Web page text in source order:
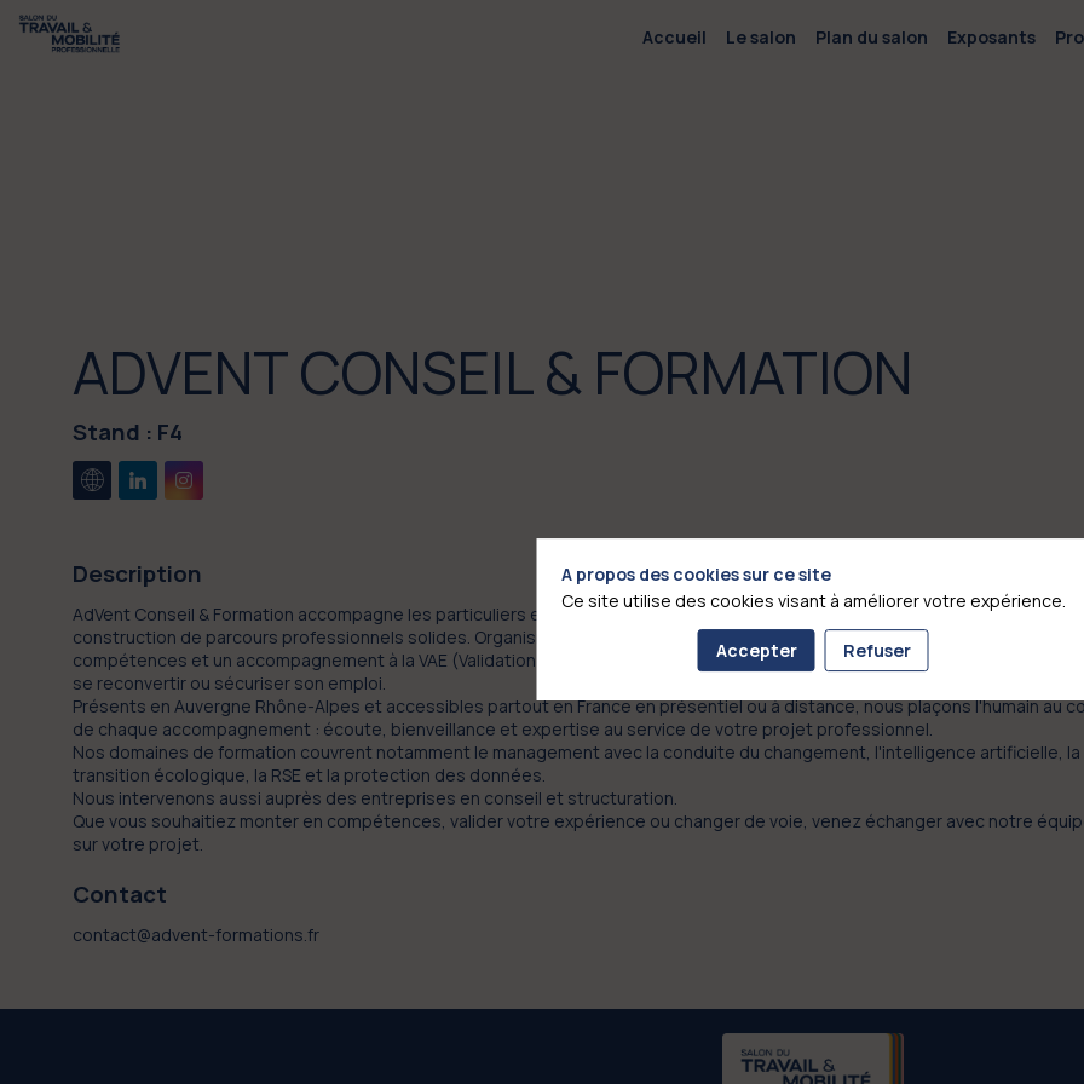
Accueil Le salon Plan du salon Exposants
ADVENT CONSEIL & FORMATION
Stand : F4
Description
AdVent Conseil & Formation accompagne les particuliers et les entreprises dans le développement des compétences et la
construction de parcours professionnels solides. Organisme certifié Qualiopi, nous proposons des formations, des bilans de
compétences et un accompagnement à la VAE (Validation des Acquis de l'Expérience) ; autant de leviers concrets pour
se reconvertir ou sécuriser son emploi.
Présents en Auvergne Rhône-Alpes et accessibles partout en France en présentiel ou à distance, nous plaçons l'humain au
de chaque accompagnement : écoute, bienveillance et expertise au service de votre projet professionnel.
Nos domaines de formation couvrent notamment le management avec la conduite du changement, l'intelligence artificielle, la
transition écologique, la RSE et la protection des données.
Nous intervenons aussi auprès des entreprises en conseil et structuration.
Que vous souhaitiez monter en compétences, valider votre expérience ou changer de voie, venez échanger avec notre
sur votre projet.
Contact
contact@advent-formations.fr
A propos des cookies sur ce site
Ce site utilise des cookies visant à améliorer votre expérience.
Accepter Refuser